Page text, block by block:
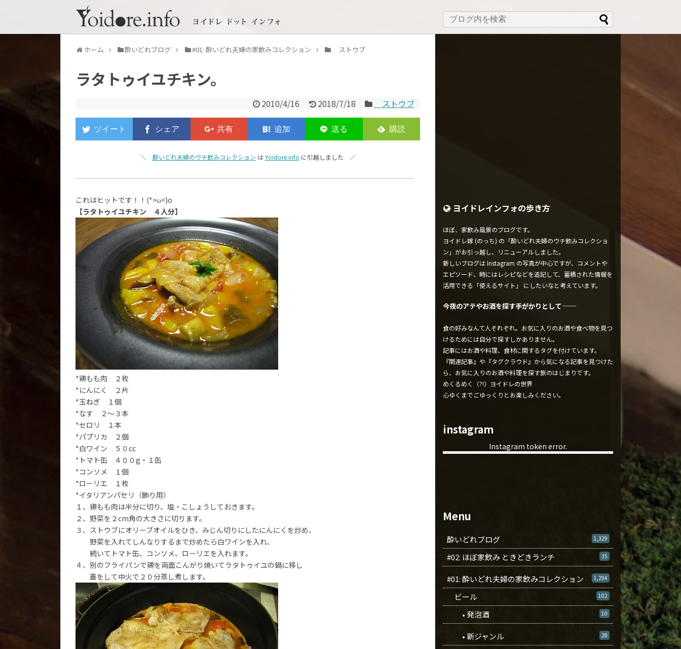
ホーム 酔いどれブログ #01: 酔いどれ夫婦の家飲みコレクション ストウブ
ラタトゥイユチキン。
2010/4/16 2018/7/18 ストウブ
＼ 酔いどれ夫婦のウチ飲みコレクション は Yoidore.info に引越しました ／
これはヒットです！！(*>ω<)o
【ラタトゥイユチキン ４人分】
*鶏もも肉 ２枚
*にんにく ２片
*玉ねぎ １個
*なす ２～３本
*セロリ １本
*パプリカ ２個
*白ワイン ５０cc
*トマト缶 ４００g・１缶
*コンソメ １個
*ローリエ １枚
*イタリアンパセリ（飾り用）
１、鶏もも肉は半分に切り、塩・こしょうしておきます。
２、野菜を２cm角の大きさに切ります。
３、ストウブにオリーブオイルをひき、みじん切りにしたにんにくを炒め、
野菜を入れてしんなりするまで炒めたら白ワインを入れ、
続いてトマト缶、コンソメ、ローリエを入れます。
４、別のフライパンで鶏を両面こんがり焼いてラタトゥイユの鍋に移し
蓋をして中火で２０分蒸し煮します。
ヨイドレインフォの歩き方
ほぼ、家飲み風景のブログです。
ヨイドレ嫁 (のっち) の「酔いどれ夫婦のウチ飲みコレクショ
ン」がお引っ越し、リニューアルしました。
新しいブログは Instagram の写真が中心ですが、コメントや
エピソード、時にはレシピなどを追記して、蓄積された情報を
活用できる「使えるサイト」 にしたいなと考えています。
今夜のアテやお酒を探す手がかりとして ──
食の好みなんて人それぞれ。お気に入りのお酒や食べ物を見つ
けるためには自分で探すしかありません。
記事にはお酒や料理、食材に関するタグを付けています。
『関連記事』や『タグクラウド』から気になる記事を見つけた
ら、お気に入りのお酒や料理を探す旅のはじまりです。
めくるめく（?!）ヨイドレの世界
心ゆくまでごゆっくりとお楽しみください。
instagram
Instagram token error.
Menu
酔いどれブログ 1,329
#02: ほぼ家飲み ときどきランチ 35
#01: 酔いどれ夫婦の家飲みコレクション 1,294
ビール 102
• 発泡酒 10
• 新ジャンル 28